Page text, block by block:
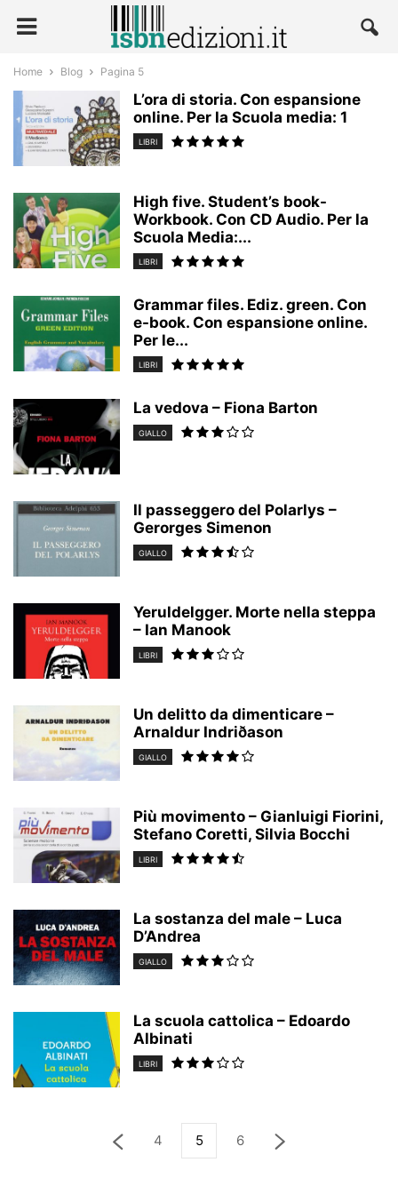
Home Blog Pagina 5
L’ora di storia. Con espansione
online. Per la Scuola media: 1
LIBRI
High five. Student’s book-
Workbook. Con CD Audio. Per la
Scuola Media:...
LIBRI
Grammar files. Ediz. green. Con
e-book. Con espansione online.
Per le...
LIBRI
La vedova – Fiona Barton
GIALLO
Il passeggero del Polarlys –
Gerorges Simenon
GIALLO
Yeruldelgger. Morte nella steppa
– Ian Manook
LIBRI
Un delitto da dimenticare –
Arnaldur Indriðason
GIALLO
Più movimento – Gianluigi Fiorini,
Stefano Coretti, Silvia Bocchi
LIBRI
La sostanza del male – Luca
D’Andrea
GIALLO
La scuola cattolica – Edoardo
Albinati
LIBRI
4 5 6